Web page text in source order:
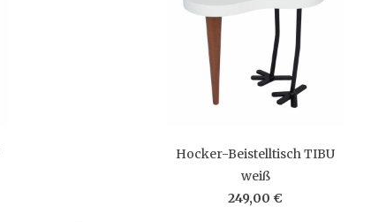
Hocker-Beistelltisch TIBU
weiß
249,00 €